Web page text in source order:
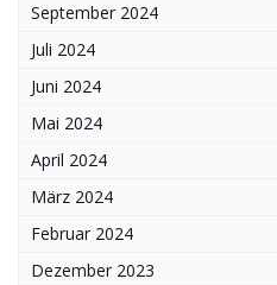
September 2024
Juli 2024
Juni 2024
Mai 2024
April 2024
März 2024
Februar 2024
Dezember 2023